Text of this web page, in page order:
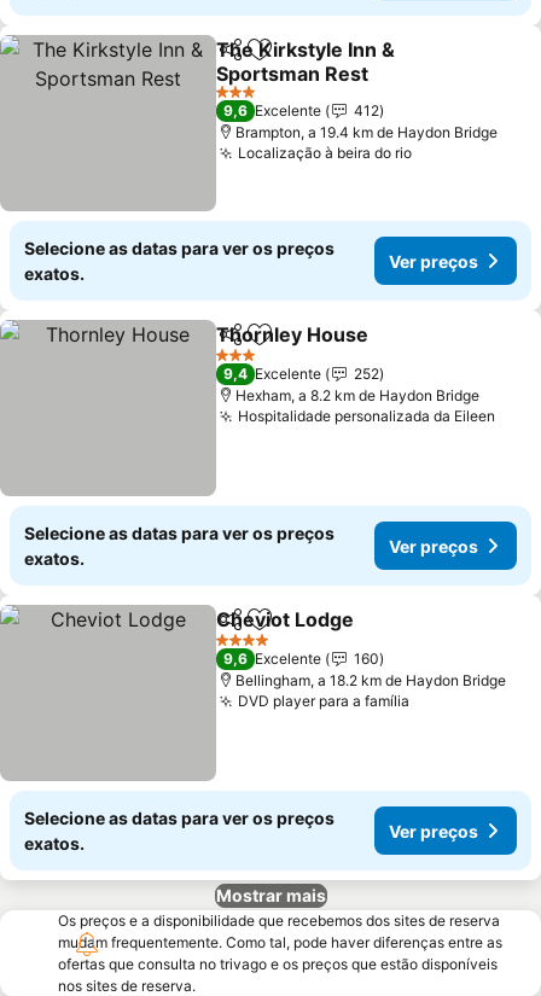
PartilharAdicionar aos favoritos
The Kirkstyle Inn &
Sportsman Rest
Ver preços
3 Estrelas
9,6 Excelente
412
Brampton, a 19.4 km de Haydon Bridge
Localização à beira do rioVer preços
Selecione as datas para ver os preços
exatos.
Ver preços
PartilharAdicionar aos favoritos
Thornley House
3 Estrelas
9,4 Excelente
252
Hexham, a 8.2 km de Haydon Bridge
Hospitalidade personalizada da Eileen
Selecione as datas para ver os preços
exatos.
Ver preços
PartilharAdicionar aos favoritos
Cheviot Lodge
4 Estrelas
9,6 Excelente
160
Bellingham, a 18.2 km de Haydon Bridge
DVD player para a família
Selecione as datas para ver os preços
exatos.
Ver preços
Mostrar mais
Os preços e a disponibilidade que recebemos dos sites de reserva
mudam frequentemente. Como tal, pode haver diferenças entre as
ofertas que consulta no trivago e os preços que estão disponíveis
nos sites de reserva.